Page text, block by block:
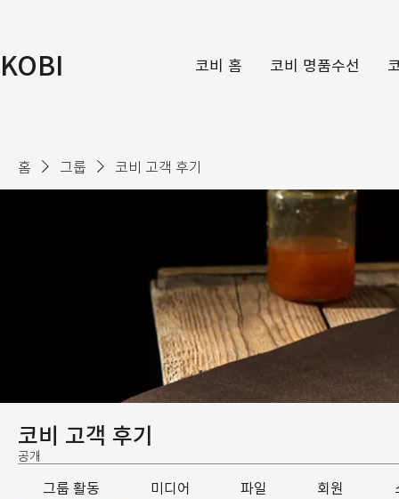
KOBI 코비 홈 코비 명품수선
홈 그룹 코비 고객 후기
코비 고객 후기
공개
그룹 활동 미디어 파일 회원